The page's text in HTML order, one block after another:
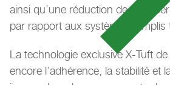
ainsi qu’une réduction de la
par rapport aux systèmes remplis
La technologie exclusive X-Tuft
encore l’adhérence, la stabilité et